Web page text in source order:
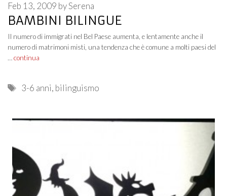
BAMBINI BILINGUE
Feb 13, 2009 bySerena
Il numero di immigrati nel Bel Paese aumenta, e lentamente anche il
numero di matrimoni misti, una tendenza che è comune a molti paesi del
… continua
Tags
3-6 anni, bilinguismo